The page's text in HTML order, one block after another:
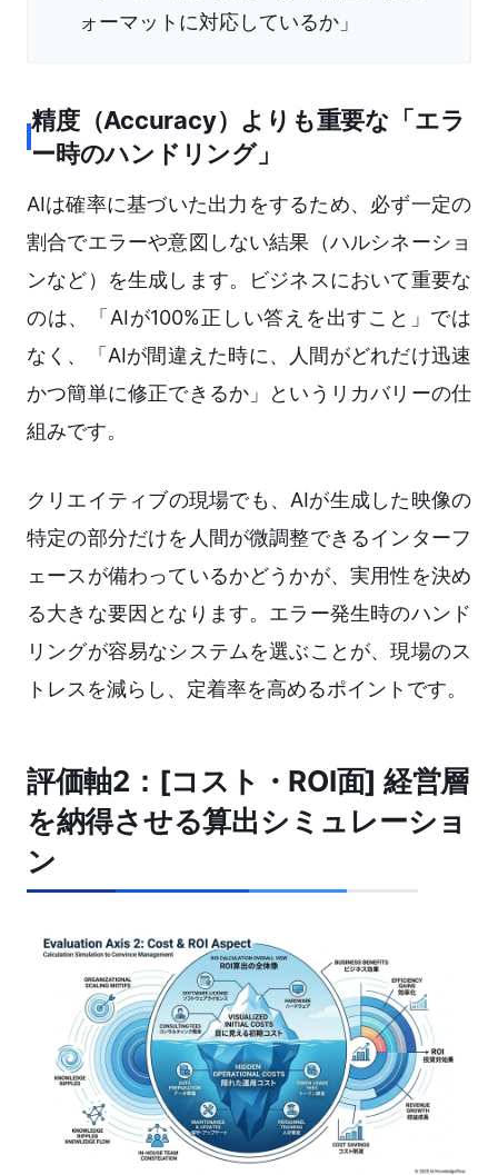
ォーマットに対応しているか」
精度（Accuracy）よりも重要な「エラ
ー時のハンドリング」
AIは確率に基づいた出力をするため、必ず一定の
割合でエラーや意図しない結果（ハルシネーショ
ンなど）を生成します。ビジネスにおいて重要な
のは、「AIが100%正しい答えを出すこと」では
なく、「AIが間違えた時に、人間がどれだけ迅速
かつ簡単に修正できるか」というリカバリーの仕
組みです。
クリエイティブの現場でも、AIが生成した映像の
特定の部分だけを人間が微調整できるインターフ
ェースが備わっているかどうかが、実用性を決め
る大きな要因となります。エラー発生時のハンド
リングが容易なシステムを選ぶことが、現場のス
トレスを減らし、定着率を高めるポイントです。
評価軸2：[コスト・ROI面] 経営層
を納得させる算出シミュレーショ
ン